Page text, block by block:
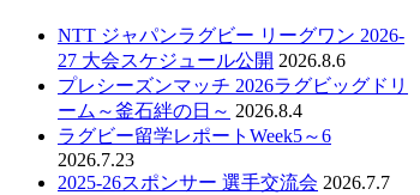
NTT ジャパンラグビー リーグワン 2026-
27 大会スケジュール公開 2026.8.6
プレシーズンマッチ 2026ラグビッグドリ
ーム～釜石絆の日～ 2026.8.4
ラグビー留学レポートWeek5～6
2026.7.23
2025-26スポンサー 選手交流会 2026.7.7